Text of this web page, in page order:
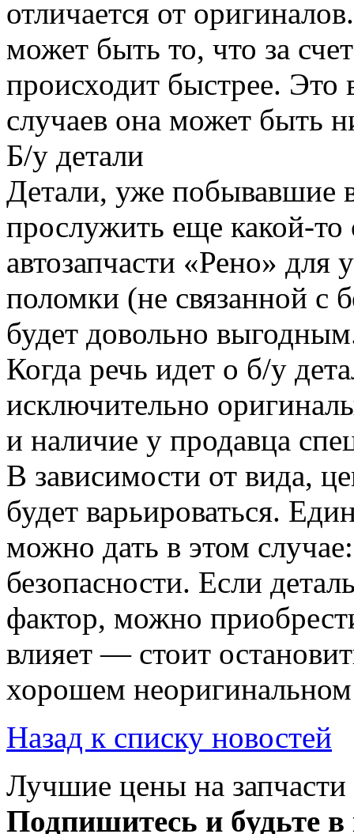
отличается от
может быть то, что за
происходит быстрее. Это
случаев она может быть
Б/у детали
Детали, уже побывавшие
прослужить еще какой-
автозапчасти «Рено» для
поломки (не связанной с
будет довольно
Когда речь идет о б/у
исключительно
и наличие у продавца
В зависимости от вида,
будет варьироваться.
можно дать в этом
безопасности. Если
фактор, можно
влияет — стоит
хорошем
Назад к списку новостей
Лучшие цены на запчасти
Подпишитесь и будьте в